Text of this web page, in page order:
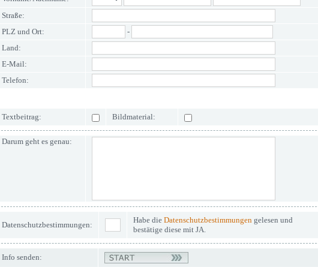
Straße:
PLZ und Ort:
-
Land:
E-Mail:
Telefon:
Textbeitrag: Bildmaterial:
Darum geht es genau:
Datenschutzbestimmungen:
Habe die Datenschutzbestimmungen gelesen und
bestätige diese mit JA.
Info senden: